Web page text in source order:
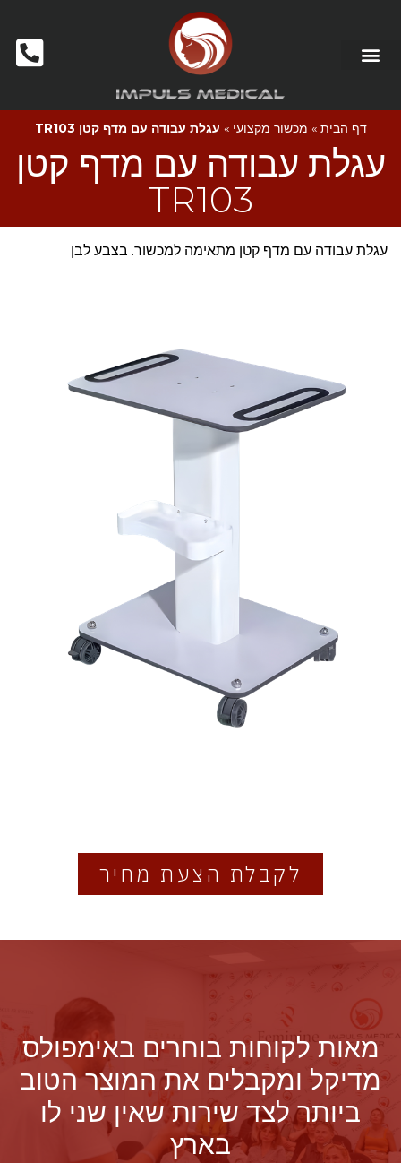
דף הבית » מכשור מקצועי » עגלת עבודה עם מדף קטן TR103
עגלת עבודה עם מדף קטן
TR103
עגלת עבודה עם מדף קטן מתאימה למכשור. בצבע לבן
לקבלת הצעת מחיר
מאות לקוחות בוחרים באימפולס
מדיקל ומקבלים את המוצר הטוב
ביותר לצד שירות שאין שני לו
בארץ